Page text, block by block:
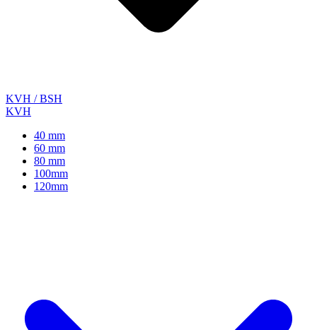
KVH / BSH
KVH
40 mm
60 mm
80 mm
100mm
120mm